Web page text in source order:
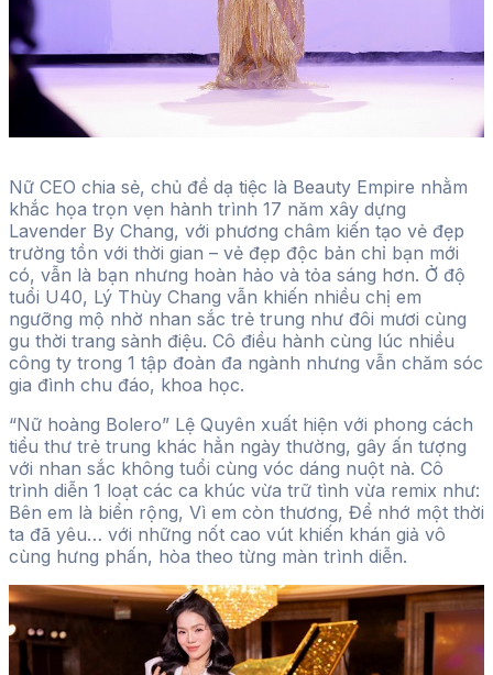
Nữ CEO chia sẻ, chủ đề dạ tiệc là Beauty Empire nhằm
khắc họa trọn vẹn hành trình 17 năm xây dựng
Lavender By Chang, với phương châm kiến tạo vẻ đẹp
trường tồn với thời gian – vẻ đẹp độc bản chỉ bạn mới
có, vẫn là bạn nhưng hoàn hảo và tỏa sáng hơn. Ở độ
tuổi U40, Lý Thùy Chang vẫn khiến nhiều chị em
ngưỡng mộ nhờ nhan sắc trẻ trung như đôi mươi cùng
gu thời trang sành điệu. Cô điều hành cùng lúc nhiều
công ty trong 1 tập đoàn đa ngành nhưng vẫn chăm sóc
gia đình chu đáo, khoa học.
“Nữ hoàng Bolero” Lệ Quyên xuất hiện với phong cách
tiểu thư trẻ trung khác hẳn ngày thường, gây ấn tượng
với nhan sắc không tuổi cùng vóc dáng nuột nà. Cô
trình diễn 1 loạt các ca khúc vừa trữ tình vừa remix như:
Bên em là biển rộng, Vì em còn thương, Để nhớ một thời
ta đã yêu… với những nốt cao vút khiến khán giả vô
cùng hưng phấn, hòa theo từng màn trình diễn.